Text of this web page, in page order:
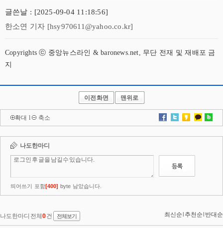
글쓴날 : [2025-09-04 11:18:56]
한소연 기자 [hsy970611@yahoo.co.kr]
Copyrights ⓒ 중앙뉴스라인 & baronews.net, 무단 전재 및 재배포 금
지
이전화면 맨위로
확대 l 축소